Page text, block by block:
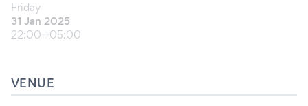
Friday
31 Jan 2025
22:00
05:00
VENUE